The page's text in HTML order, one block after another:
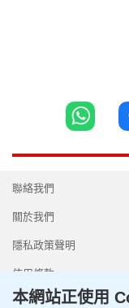
聯絡我們
關於我們
隱私政策聲明
使用條款
本網站正使用